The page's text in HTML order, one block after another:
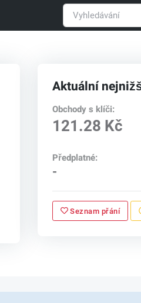
Aktuální
Obchody s klíči:
121.28 Kč
Předplatné:
-
Seznam přání